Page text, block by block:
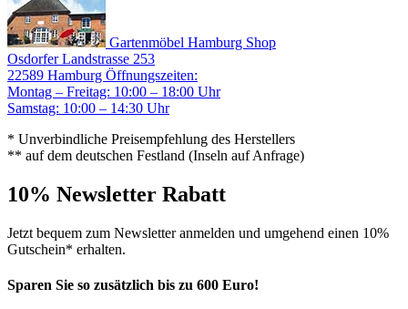
Gartenmöbel Hamburg Shop
Osdorfer Landstrasse 253
22589 Hamburg Öffnungszeiten:
Montag – Freitag: 10:00 – 18:00 Uhr
Samstag: 10:00 – 14:30 Uhr
* Unverbindliche Preisempfehlung des Herstellers
** auf dem deutschen Festland (Inseln auf Anfrage)
10% Newsletter Rabatt
Jetzt bequem zum Newsletter anmelden und umgehend einen 10%
Gutschein* erhalten.
Sparen Sie so zusätzlich bis zu 600 Euro!